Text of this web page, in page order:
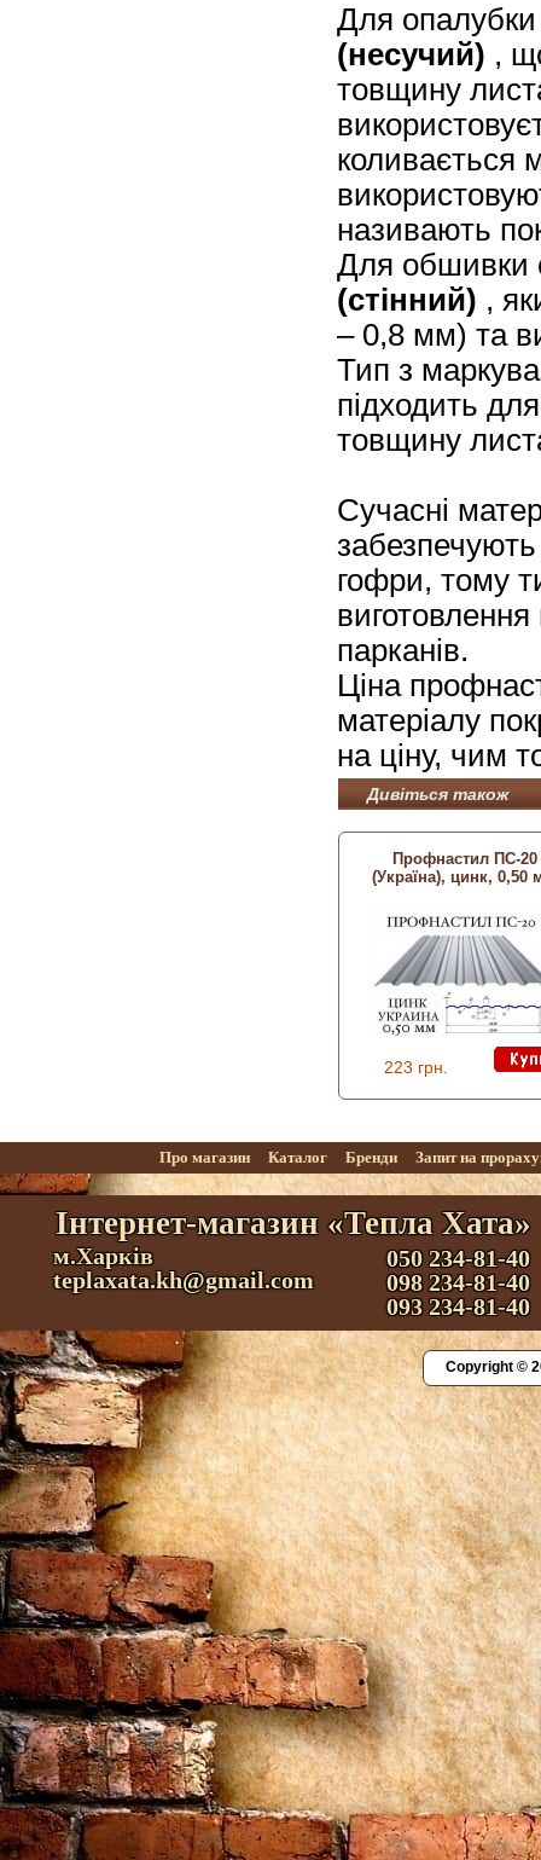
Для
(несучий) ,
товщину
коливається
називають
Для обшивки
(стінний) ,
– 0,8 мм) та
Тип з
підходить
товщину
Сучасні
гофри, тому
виготовлення
парканів.
Ціна
матеріалу
на ціну, чим
Дивіться також
Профнастил ПС-20
(Україна), цинк, 0,50
223 грн.
Про магазин Каталог Бренди Запит на
Інтернет-магазин «Тепла Хата»
м.Харків
teplaxata.kh@gmail.com
050 234-81-40
098 234-81-40
093 234-81-40
Copyright ©